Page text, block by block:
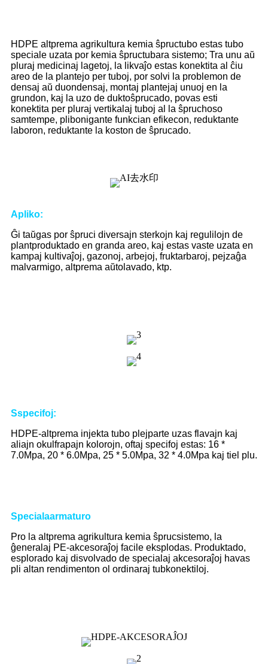
HDPE altprema agrikultura kemia ŝpructubo estas tubo
speciale uzata por kemia ŝpructubara sistemo; Tra unu aŭ
pluraj medicinaj lagetoj, la likvaĵo estas konektita al ĉiu
areo de la plantejo per tuboj, por solvi la problemon de
densaj aŭ duondensaj, montaj plantejaj unuoj en la
grundon, kaj la uzo de duktoŝprucado, povas esti
konektita per pluraj vertikalaj tuboj al la ŝpruchoso
samtempe, plibonigante funkcian efikecon, reduktante
laboron, reduktante la koston de ŝprucado.
Apliko:
Ĝi taŭgas por ŝpruci diversajn sterkojn kaj regulilojn de
plantproduktado en granda areo, kaj estas vaste uzata en
kampaj kultivaĵoj, gazonoj, arbejoj, fruktarbaroj, pejzaĝa
malvarmigo, altprema aŭtolavado, ktp.
Sspecifoj:
HDPE-altprema injekta tubo plejparte uzas flavajn kaj
aliajn okulfrapajn kolorojn, oftaj specifoj estas: 16 *
7.0Mpa, 20 * 6.0Mpa, 25 * 5.0Mpa, 32 * 4.0Mpa kaj tiel plu.
Specialaarmaturo
Pro la altprema agrikultura kemia ŝprucsistemo, la
ĝeneralaj PE-akcesoraĵoj facile eksplodas. Produktado,
esplorado kaj disvolvado de specialaj akcesoraĵoj havas
pli altan rendimenton ol ordinaraj tubkonektiloj.